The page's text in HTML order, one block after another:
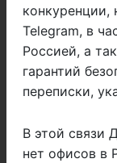
конкуренции,
Telegram, в
Россией, а
гарантий
переписки,
В этой связи
нет офисов в